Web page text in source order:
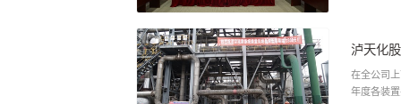
泸天化
在全公司
年度各装